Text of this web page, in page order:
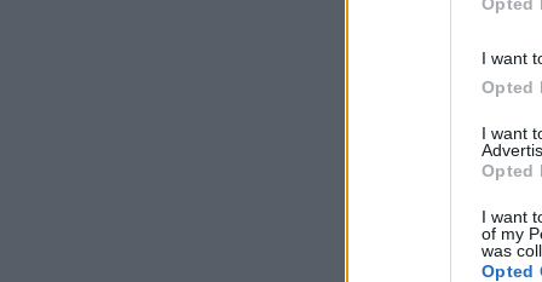
I want
Opted
I want
Opted
I want
of my
was
Opted